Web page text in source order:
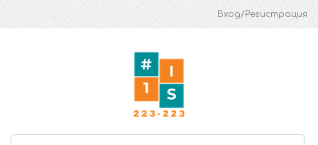
Вход/Регистрация